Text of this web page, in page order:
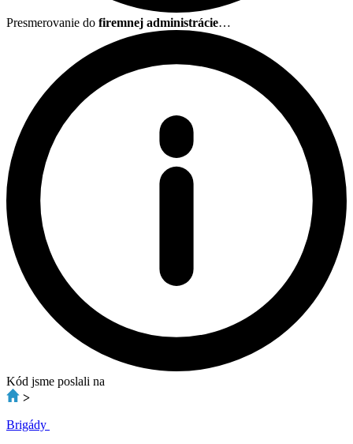
Presmerovanie do firemnej administrácie…
Kód jsme poslali na
>
Brigády